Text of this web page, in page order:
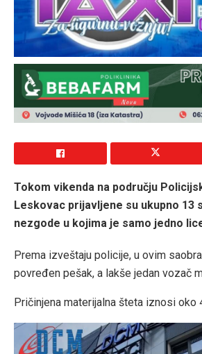
Tokom vikenda na području
Leskovac prijavljene su ukupno 13
nezgode u kojima je samo jedno
Prema izveštaju policije, u ovim
povređen pešak, a lakše jedan vozač
Pričinjena materijalna šteta iznosi oko